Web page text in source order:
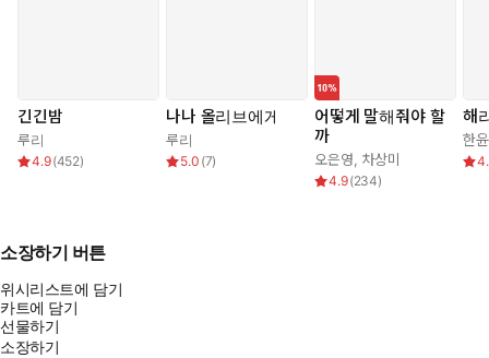
긴긴밤
루리
4.9(452)
나나 올리브에게
루리
5.0 (7)
어떻게 말해줘야 할
까
오은영 차상미
4.9(234)
해
한
소장하기 버튼
위시리스트에 담기
카트에 담기
선물하기
소장하기